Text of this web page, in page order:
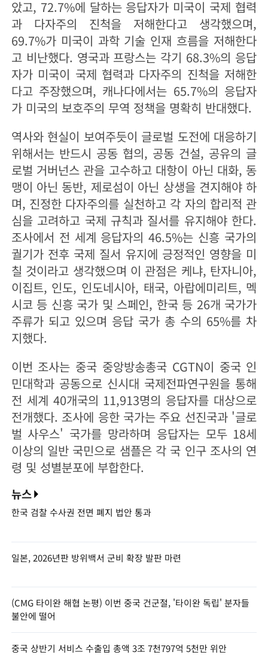
았고, 72.7%에 달하는 응답자가 미국이 국제 협력
과 다자주의 진척을 저해한다고 생각했으며,
69.7%가 미국이 과학 기술 인재 흐름을 저해한다
고 비난했다. 영국과 프랑스는 각기 68.3%의 응답
자가 미국이 국제 협력과 다자주의 진척을 저해한
다고 주장했으며, 캐나다에서는 65.7%의 응답자
가 미국의 보호주의 무역 정책을 명확히 반대했다.
역사와 현실이 보여주듯이 글로벌 도전에 대응하기
위해서는 반드시 공동 협의, 공동 건설, 공유의 글
로벌 거버넌스 관을 고수하고 대항이 아닌 대화, 동
맹이 아닌 동반, 제로섬이 아닌 상생을 견지해야 하
며, 진정한 다자주의를 실천하고 각 자의 합리적 관
심을 고려하고 국제 규칙과 질서를 유지해야 한다.
조사에서 전 세계 응답자의 46.5%는 신흥 국가의
궐기가 전후 국제 질서 유지에 긍정적인 영향을 미
칠 것이라고 생각했으며 이 관점은 케냐, 탄자니아,
이집트, 인도, 인도네시아, 태국, 아랍에미리트, 멕
시코 등 신흥 국가 및 스페인, 한국 등 26개 국가가
주류가 되고 있으며 응답 국가 총 수의 65%를 차
지했다.
이번 조사는 중국 중앙방송총국 CGTN이 중국 인
민대학과 공동으로 신시대 국제전파연구원을 통해
전 세계 40개국의 11,913명의 응답자를 대상으로
전개했다. 조사에 응한 국가는 주요 선진국과 '글로
벌 사우스' 국가를 망라하며 응답자는 모두 18세
이상의 일반 국민으로 샘플은 각 국 인구 조사의 연
령 및 성별분포에 부합한다.
뉴스
한국 검찰 수사권 전면 폐지 법안 통과
일본, 2026년판 방위백서 군비 확장 발판 마련
(CMG 타이완 해협 논평) 이번 중국 건군절, '타이완 독립' 분자들
불안에 떨어
중국 상반기 서비스 수출입 총액 3조 7천797억 5천만 위안